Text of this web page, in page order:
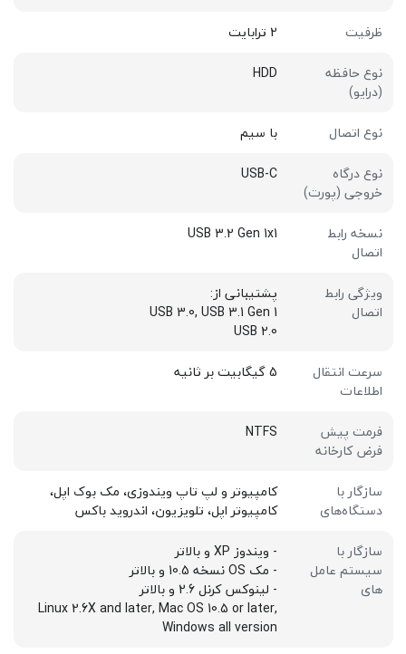
ظرفیت
2 ترابایت
نوع حافظه
(درایو)
HDD
نوع اتصال
با سیم
نوع درگاه
خروجی (پورت)
USB-C
نسخه رابط
اتصال
USB 3.2 Gen 1x1
ویژگی رابط
اتصال
پشتیبانی از:
USB 3.0, USB 3.1 Gen 1
USB 2.0
سرعت انتقال
اطلاعات
5 گیگابیت بر ثانیه
فرمت پیش
فرض کارخانه
NTFS
سازگار با
دستگاه‌های
کامپیوتر و لپ تاپ ویندوزی، مک بوک اپل،
کامپیوتر اپل، تلویزیون، اندروید باکس
سازگار با
سیستم عامل
های
- ویندوز XP و بالاتر
- مک OS نسخه 10.5 و بالاتر
- لینوکس کرنل 2.6 و بالاتر
Linux 2.6X and later, Mac OS 10.5 or later,
Windows all version